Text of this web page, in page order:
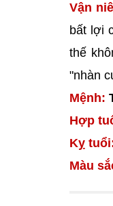
Vận
bất lợi
thế
"nhàn
Mệnh:
Hợp
Kỵ
Màu